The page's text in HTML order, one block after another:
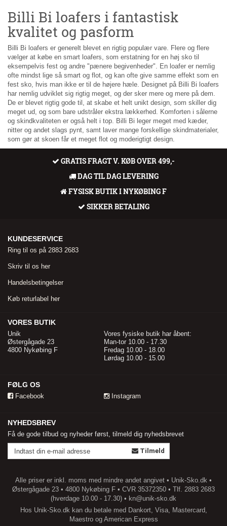
Billi Bi loafers i fantastisk
kvalitet og pasform
Billi Bi loafers er generelt blevet en rigtig populær vare. Flere og flere
vælger at købe en smart loafers, som erstatning for en høj sko til
eksempelvis fest og andre "pænere begivenheder". En loafer er nemlig
ofte mindst lige så smart og flot, og kan ofte give samme effekt som en
fest sko, hvis man ikke er til de højere hæle. Designet på Billi Bi loafers
har nemlig udviklet sig rigtig meget, og der sker mere og mere på dem.
De er blevet rigtig gode til, at skabe et helt unikt design, som skiller dig
meget ud, og som bare udstråler ekstra lækkerhed. Komforten i sålerne
og skindkvaliteten er også helt i top. Billi Bi leger meget med kæder,
nitter og andet slags pynt, samt laver mange forskellige skindmaterialer,
som gør at skoen får et meget flot og moderigtigt design.
GRATIS FRAGT V. KØB OVER 499,-
DAG TIL DAG LEVERING
FYSISK BUTIK I NYKØBING F
SIKKER BETALING
KUNDESERVICE
Ring til os på 2883 2683
Skriv til os her
Handelsbetingelser
Køb returlabel her
VORES BUTIK
Unik
Østergågade 23
4800 Nykøbing F
Vores fysiske butik har åbent:
Man-tor 10.00 - 17.30
Fredag 10.00 - 18.00
Lørdag 10.00 - 15.00
FØLG OS
Facebook Instagram
NYHEDSBREV
Få de gode tilbud og nyheder først, tilmeld dig nyhedsbrevet
Tilmeld
Alle priser er inkl. moms med mindre andet angivet • Unik-Sko.dk •
Østergågade 23 • 4800 Nykøbing F • CVR 35372350 • Tlf. 2883 2683
(hverdage 10.00 - 17.30) • kn@unik-sko.dk
Hos Unik-Sko.dk kan du betale med Dankort, Visa, Mastercard,
Maestro og American Express